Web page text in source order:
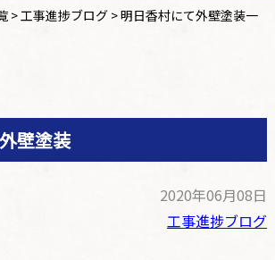
> 工事進捗ブログ>明日香村にて外壁塗装一
壁塗装
2020年06月08日
工事進捗ブログ